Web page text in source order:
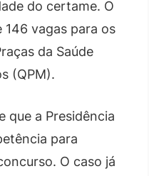
do certame. O
vagas para os
da Saúde
(QPM).
que a Presidência
para
O caso já